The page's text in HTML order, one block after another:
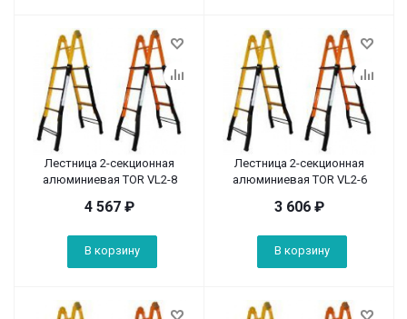
Лестница 2-секционная
алюминиевая TOR VL2-8
4 567 ₽
В корзину
Лестница 2-секционная
алюминиевая TOR VL2-6
3 606 ₽
В корзину